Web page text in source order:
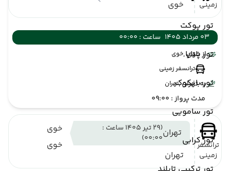
تور پوکت
تور پاتایا
تور بانکوک
تور سامویی
تور کرابی
زمینی
خوی
03 مرداد 1405
ساعت : 00:00
از خوی ,خوی
ترانسفر زمینی
به تهران ,تهران
مدت پرواز : 09:00
ترانسفر
زمینی
تهران
(29 تیر 1405 ساعت :
00:00)
تهران
خوی
خوی